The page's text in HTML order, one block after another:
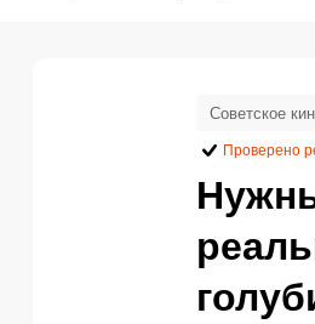
Советское
Проверено